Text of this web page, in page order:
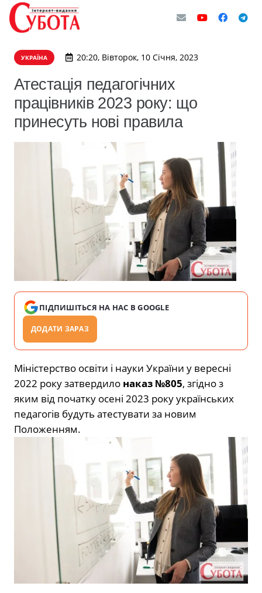
УКРАЇНА 20:20, Вівторок, 10 Січня, 2023
Атестація педагогічних
працівників 2023 року: що
принесуть нові правила
ПІДПИШІТЬСЯ НА НАС В GOOGLE
ДОДАТИ ЗАРАЗ
Міністерство освіти і науки України у вересні
2022 року затвердило наказ №805, згідно з
яким від початку осені 2023 року українських
педагогів будуть атестувати за новим
Положенням.